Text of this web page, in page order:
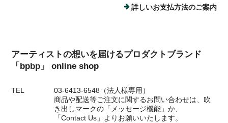
詳しいお支払方法のご案内
アーティストの想いを届けるプロダクトブランド
「bpbp」 online shop
TEL
03-6413-6548（法人様専用）
商品や配送等ご注文に関するお問い合わせは、吹
き出しマークの「メッセージ機能」か、
「Contact Us」よりお願いいたします。